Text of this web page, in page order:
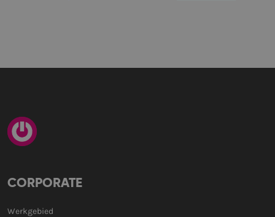
CORPORATE
Werkgebied